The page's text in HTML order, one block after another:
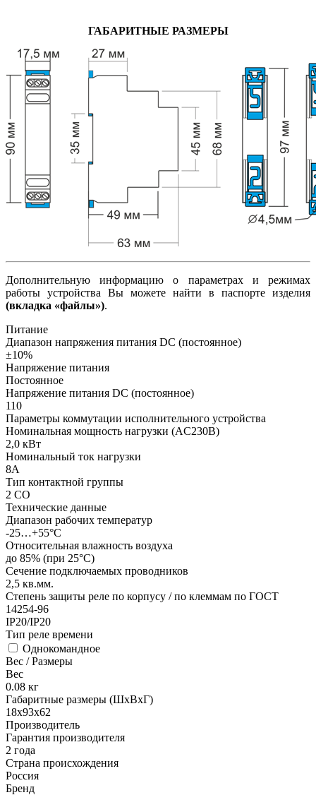
ГАБАРИТНЫЕ РАЗМЕРЫ
Дополнительную информацию о параметрах и режимах
работы устройства Вы можете найти в паспорте изделия
(вкладка «файлы»).
Питание
Диапазон напряжения питания DC (постоянное)
±10%
Напряжение питания
Постоянное
Напряжение питания DC (постоянное)
110
Параметры коммутации исполнительного устройства
Номинальная мощность нагрузки (AC230В)
2,0 кВт
Номинальный ток нагрузки
8А
Тип контактной группы
2 СO
Технические данные
Диапазон рабочих температур
-25…+55°С
Относительная влажность воздуха
до 85% (при 25°С)
Сечение подключаемых проводников
2,5 кв.мм.
Степень защиты реле по корпусу / по клеммам по ГОСТ
14254-96
IP20/IP20
Тип реле времени
Однокомандное
Вес / Размеры
Вес
0.08 кг
Габаритные размеры (ШхВхГ)
18х93х62
Производитель
Гарантия производителя
2 года
Страна происхождения
Россия
Бренд